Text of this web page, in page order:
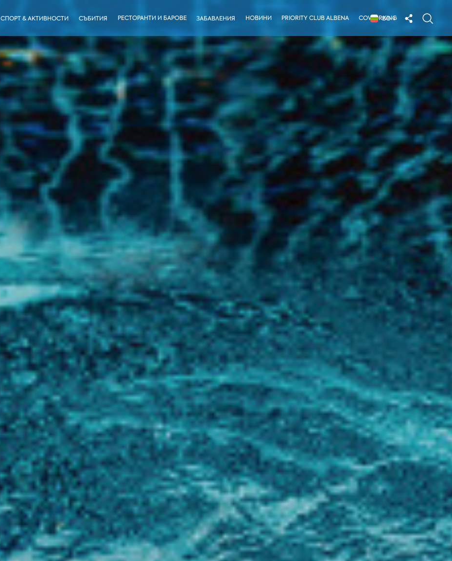
СПОРТ & АКТИВНОСТИ СЪБИТИЯ РЕСТОРАНТИ И БАРОВЕ ЗАБАВЛЕНИЯ НОВИНИ PRIORITY CLUB ALBENA COWORKING
BG